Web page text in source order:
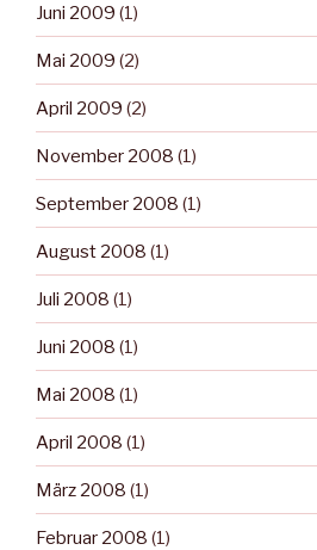
Juni 2009 (1)
Mai 2009 (2)
April 2009 (2)
November 2008 (1)
September 2008 (1)
August 2008 (1)
Juli 2008 (1)
Juni 2008 (1)
Mai 2008 (1)
April 2008 (1)
März 2008 (1)
Februar 2008 (1)